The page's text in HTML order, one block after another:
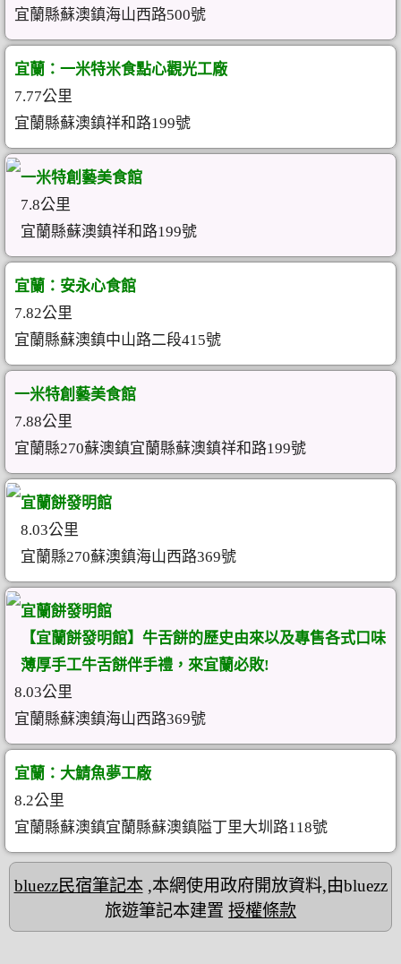
宜蘭縣蘇澳鎮海山西路500號
宜蘭：一米特米食點心觀光工廠
7.77公里
宜蘭縣蘇澳鎮祥和路199號
一米特創藝美食館
7.8公里
宜蘭縣蘇澳鎮祥和路199號
宜蘭：安永心食館
7.82公里
宜蘭縣蘇澳鎮中山路二段415號
一米特創藝美食館
7.88公里
宜蘭縣270蘇澳鎮宜蘭縣蘇澳鎮祥和路199號
宜蘭餅發明館
8.03公里
宜蘭縣270蘇澳鎮海山西路369號
宜蘭餅發明館
【宜蘭餅發明館】牛舌餅的歷史由來以及專售各式口味
薄厚手工牛舌餅伴手禮，來宜蘭必敗!
8.03公里
宜蘭縣蘇澳鎮海山西路369號
宜蘭：大鯖魚夢工廠
8.2公里
宜蘭縣蘇澳鎮宜蘭縣蘇澳鎮隘丁里大圳路118號
bluezz民宿筆記本,本網使用政府開放資料,由bluezz
旅遊筆記本建置 授權條款